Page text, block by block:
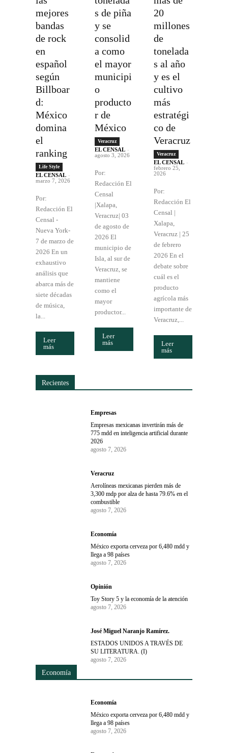
mejores
bandas
de rock
en
español
según
Billboar
d:
México
domina
el
ranking
Life Style
EL CENSAL -
marzo 7, 2026
Por:
Redacción El
Censal -
Nueva York-
7 de marzo de
2026 En un
exhaustivo
análisis que
abarca más de
siete décadas
de música,
la...
Leer
más
s de piña
y se
consolid
a como
el mayor
municipi
o
producto
r de
México
Veracruz
EL CENSAL -
agosto 3, 2026
Por:
Redacción El
Censal
|Xalapa,
Veracruz| 03
de agosto de
2026 El
municipio de
Isla, al sur de
Veracruz, se
mantiene
como el
mayor
productor...
Leer
más
20
millones
de
tonelada
s al año
y es el
cultivo
más
estratégi
co de
Veracruz
Veracruz
EL CENSAL -
febrero 25,
2026
Por:
Redacción El
Censal |
Xalapa,
Veracruz | 25
de febrero
2026 En el
debate sobre
cuál es el
producto
agrícola más
importante de
Veracruz,...
Leer
más
Recientes
Empresas
Empresas mexicanas invertirán más de
775 mdd en inteligencia artificial durante
2026
agosto 7, 2026
Veracruz
Aerolíneas mexicanas pierden más de
3,300 mdp por alza de hasta 79.6% en el
combustible
agosto 7, 2026
Economía
México exporta cerveza por 6,480 mdd y
llega a 98 países
agosto 7, 2026
Opinión
Toy Story 5 y la economía de la atención
agosto 7, 2026
José Miguel Naranjo Ramírez.
ESTADOS UNIDOS A TRAVÉS DE
SU LITERATURA. (I)
agosto 7, 2026
Economía
Economía
México exporta cerveza por 6,480 mdd y
llega a 98 países
agosto 7, 2026